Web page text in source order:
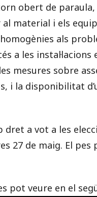
obert de
material i els
als
a les instal·lacions
mesures sobre
i la disponibilitat
dret a vot a les
27 de maig. El pes
pot veure en el